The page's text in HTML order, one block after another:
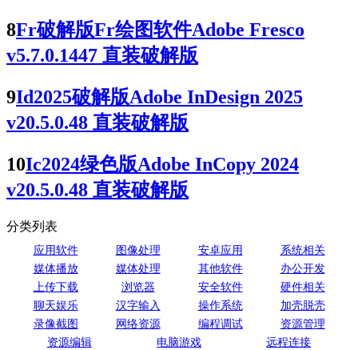
8Fr破解版Fr绘图软件Adobe Fresco
v5.7.0.1447 直装破解版
9Id2025破解版Adobe InDesign 2025
v20.5.0.48 直装破解版
10Ic2024绿色版Adobe InCopy 2024
v20.5.0.48 直装破解版
分类列表
应用软件 图像处理 安卓应用
系统相关
媒体播放
媒体处理 其他软件
办公开发
上传下载
浏览器 安全软件
硬件相关
聊天娱乐
汉字输入 操作系统
加壳脱壳
录像截图
网络资源 编程调试
资源管理
资源编辑
电脑游戏 远程连接